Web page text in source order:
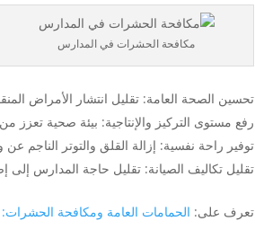
مكافحة الحشرات في المدارس
تحسين الصحة العامة: تقليل انتشار الأمراض
رفع مستوى التركيز والإنتاجية: بيئة صحية تعزز
توفير راحة نفسية: إزالة القلق والتوتر
تقليل تكاليف الصيانة: تقليل حاجة المدارس إلى
تعرف على: الحمامات العامة ومكافحة